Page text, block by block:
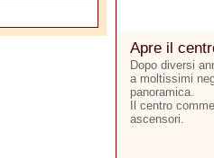
Apre il
Dopo diversi
a moltissimi
panoramica.
Il centro
ascensori.